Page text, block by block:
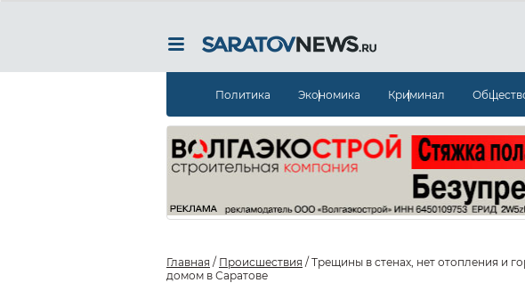
Политика Экономика Криминал
Главная / Происшествия / Трещины в стенах, нет отопления и
домом в Саратове